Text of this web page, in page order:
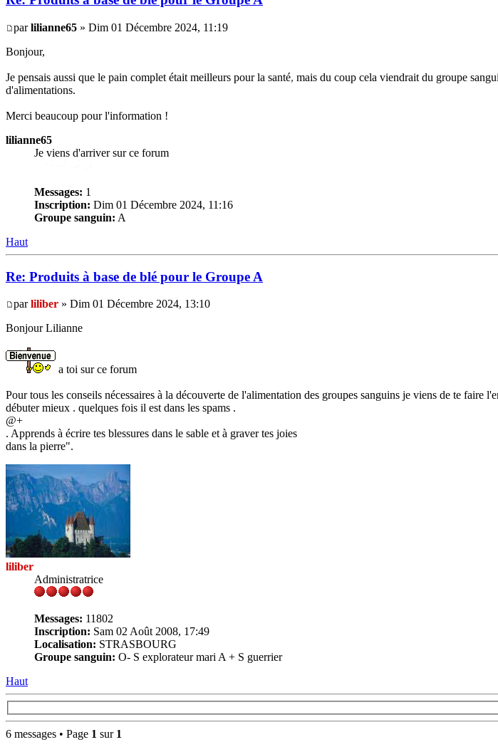
parlilianne65 » Dim 01 Décembre 2024, 11:19
Bonjour,
Je pensais aussi que le pain complet était meilleurs pour la santé, mais du coup cela viendrait du groupe
d'alimentations.
Merci beaucoup pour l'information !
lilianne65
Je viens d'arriver sur ce forum
Messages: 1
Inscription: Dim 01 Décembre 2024, 11:16
Groupe sanguin: A
Haut
Re: Produits à base de blé pour le Groupe A
parliliber » Dim 01 Décembre 2024, 13:10
Bonjour Lilianne
a toi sur ce forum
Pour tous les conseils nécessaires à la découverte de l'alimentation des groupes sanguins je viens de te
débuter mieux . quelques fois il est dans les spams .
@+
. Apprends à écrire tes blessures dans le sable et à graver tes joies
dans la pierre".
liliber
Administratrice
Messages: 11802
Inscription: Sam 02 Août 2008, 17:49
Localisation: STRASBOURG
Groupe sanguin: O- S explorateur mari A + S guerrier
Haut
6 messages • Page 1 sur 1